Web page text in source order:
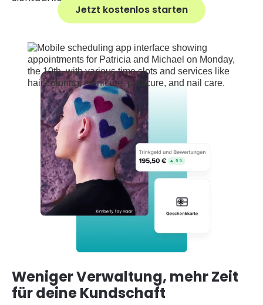
Jetzt kostenlos starten
Weniger Verwaltung, mehr Zeit
für deine Kundschaft